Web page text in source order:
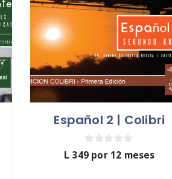
Español 2 | Colibri
0
d
L 349por 12 meses